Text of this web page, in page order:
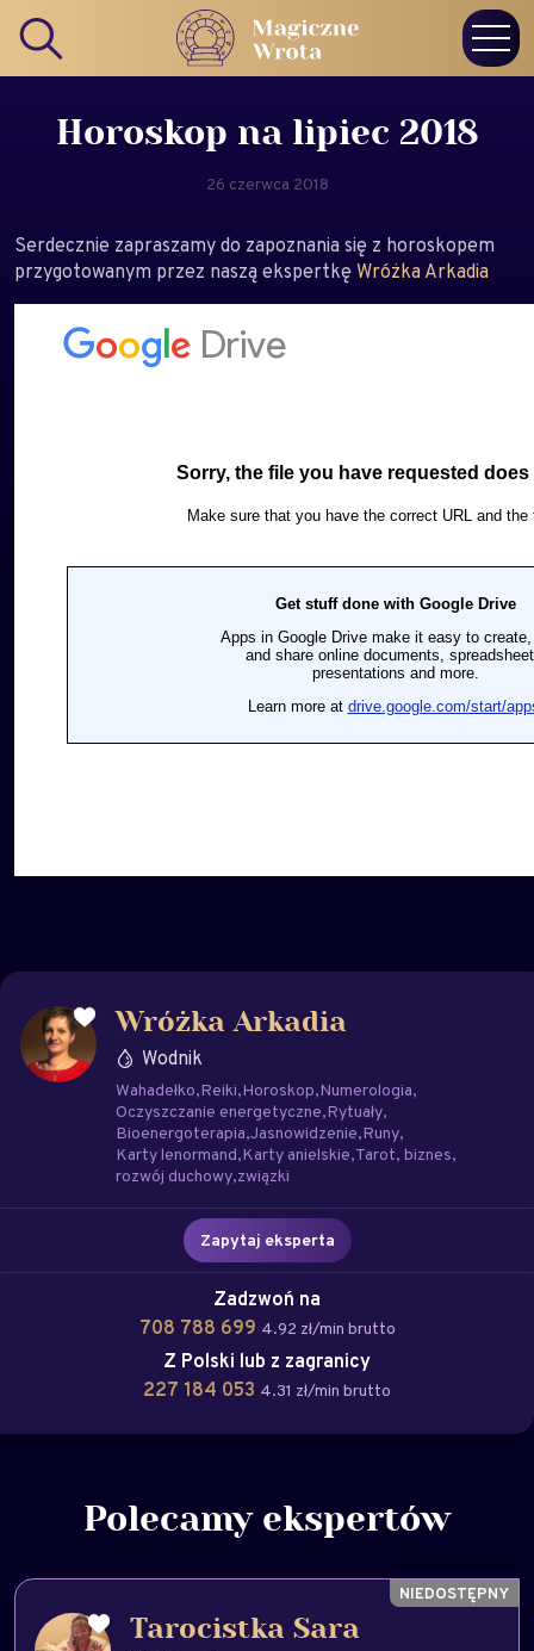
Horoskop na lipiec 2018
26 czerwca 2018
Serdecznie zapraszamy do zapoznania się z horoskopem
przygotowanym przez naszą ekspertkę Wróżka Arkadia
Wróżka Arkadia
Wodnik
Wahadełko Reiki Horoskop Numerologia
Oczyszczanie energetyczne Rytuały
Bioenergoterapia Jasnowidzenie Runy
Karty lenormand Karty anielskie Tarot biznes
rozwój duchowy związki
Zapytaj eksperta
Zadzwoń na
708 788 699 4.92 zł/min brutto
Z Polski lub z zagranicy
227 184 053 4.31 zł/min brutto
Polecamy ekspertów
Tarocistka Sara